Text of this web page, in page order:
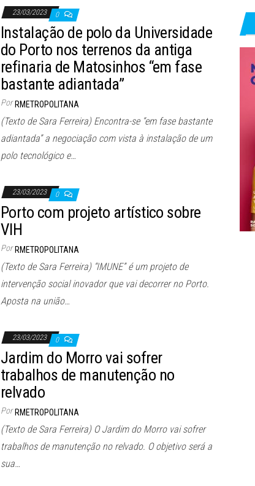
23/03/2023 0
Instalação de polo da Universidade
do Porto nos terrenos da antiga
refinaria de Matosinhos “em fase
bastante adiantada”
Por RMETROPOLITANA
(Texto de Sara Ferreira) Encontra-se “em fase bastante
adiantada” a negociação com vista à instalação de um
polo tecnológico e…
23/03/2023 0
Porto com projeto artístico sobre
VIH
Por RMETROPOLITANA
(Texto de Sara Ferreira) “IMUNE” é um projeto de
intervenção social inovador que vai decorrer no Porto.
Aposta na união…
23/03/2023 0
Jardim do Morro vai sofrer
trabalhos de manutenção no
relvado
Por RMETROPOLITANA
(Texto de Sara Ferreira) O Jardim do Morro vai sofrer
trabalhos de manutenção no relvado. O objetivo será a
sua…